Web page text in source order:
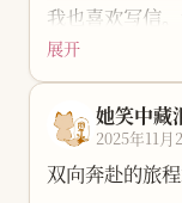
做这个账号的
我是一个感性
久，甚至在深
特别是 aw 和
我也喜欢写信
繁体字，朋友
怨我不早拿出
如今大家都忙
慢搭一个自己
展开
她笑中藏
2025年11月
双向奔赴的旅